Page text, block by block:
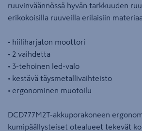
ruuvinväännössä hyvän tarkkuuden
erikokoisilla ruuveilla erilaisiin
• hiiliharjaton moottori
• 2 vaihdetta
• 3-tehoinen led-valo
• kestävä täysmetallivaihteisto
• ergonominen muotoilu
DCD777M2T-akkuporakoneen
kumipäällysteiset otealueet tekevät